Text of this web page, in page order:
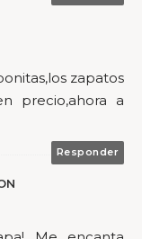
zapatos
precio,ahora a
Responder